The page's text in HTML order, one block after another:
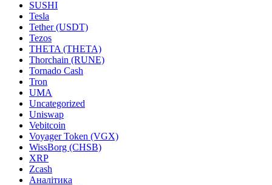
SUSHI
Tesla
Tether (USDT)
Tezos
THETA (THETA)
Thorchain (RUNE)
Tornado Cash
Tron
UMA
Uncategorized
Uniswap
Vebitcoin
Voyager Token (VGX)
WissBorg (CHSB)
XRP
Zcash
Аналітика